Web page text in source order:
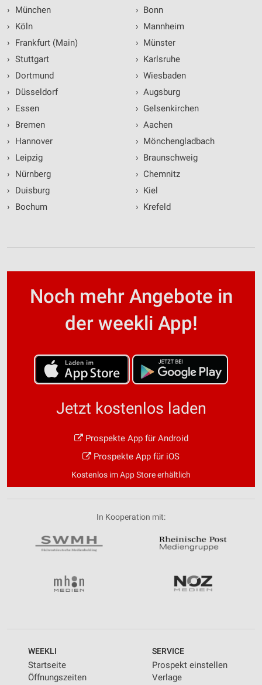
›
München
›
Köln
›
Frankfurt (Main)
› Stuttgart
›
Dortmund
›
Düsseldorf
›
Essen
›
Bremen
›
Hannover
›
Leipzig
›
Nürnberg
›
Duisburg
›
Bochum
› Bonn
› Mannheim
› Münster
› Karlsruhe
› Wiesbaden
› Augsburg
› Gelsenkirchen
› Aachen
› Mönchengladbach
› Braunschweig
› Chemnitz
› Kiel
› Krefeld
Noch mehr Angebote in
der weekli App!
Jetzt kostenlos laden
Prospekte App für Android
Prospekte App für iOS
Kostenlos im App Store erhältlich
In Kooperation mit:
WEEKLI
Startseite
Öffnungszeiten
SERVICE
Prospekt einstellen
Verlage